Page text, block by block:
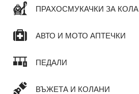
ПРАХОСМУКАЧКИ ЗА КОЛА
АВТО И МОТО АПТЕЧКИ
ПЕДАЛИ
ВЪЖЕТА И КОЛАНИ